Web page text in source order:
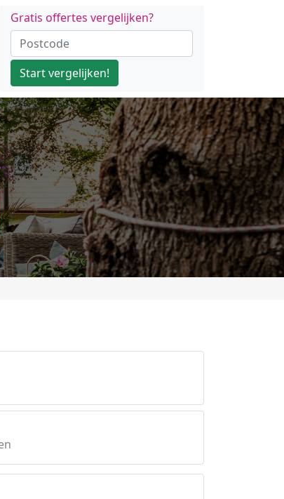
Gratis offertes vergelijken?
Start vergelijken!